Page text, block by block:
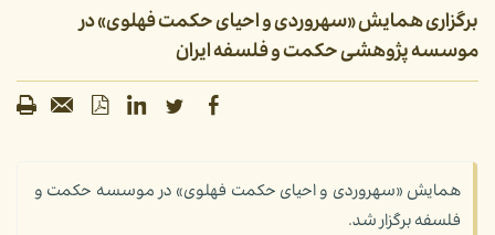
برگزاری همایش «سهروردی و احیای حکمت فهلوی» در
موسسه پژوهشی حکمت و فلسفه ایران
همایش «سهروردی و احیای حکمت فهلوی» در موسسه حکمت و
فلسفه برگزار شد.